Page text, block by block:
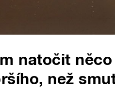
natočit něco
než